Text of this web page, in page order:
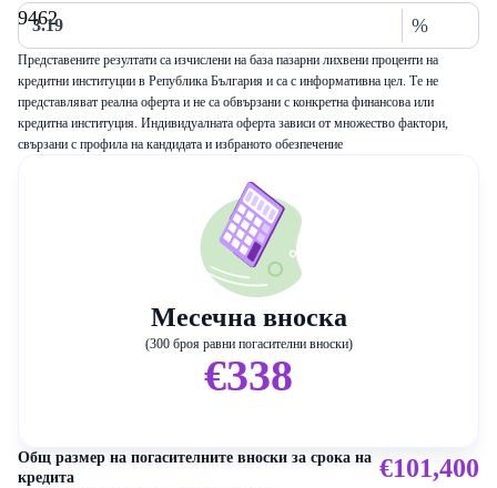
9462
%
Представените резултати са изчислени на база пазарни лихвени проценти на
кредитни институции в Република България и са с информативна цел. Те не
представляват реална оферта и не са обвързани с конкретна финансова или
кредитна институция. Индивидуалната оферта зависи от множество фактори,
свързани с профила на кандидата и избраното обезпечение
Месечна вноска
(300 броя равни погасителни вноски)
€338
Общ размер на погасителните вноски за срока на
кредита
€101,400